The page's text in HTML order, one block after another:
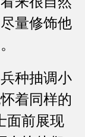
量修饰他
种抽调小
着同样的
面前展现